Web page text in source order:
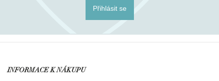
Přihlásit se
INFORMACE K NÁKUPU